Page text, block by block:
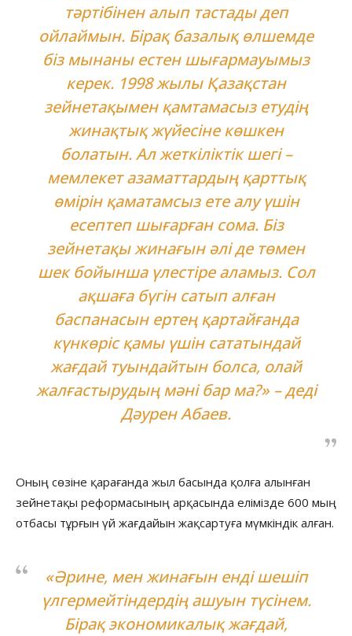
тәртібінен алып тастады деп
ойлаймын. Бірақ базалық өлшемде
біз мынаны естен шығармауымыз
керек. 1998 жылы Қазақстан
зейнетақымен қамтамасыз етудің
жинақтық жүйесіне көшкен
болатын. Ал жеткіліктік шегі –
мемлекет азаматтардың қарттық
өмірін қаматамсыз ете алу үшін
есептеп шығарған сома. Біз
зейнетақы жинағын әлі де төмен
шек бойынша үлестіре аламыз. Сол
ақшаға бүгін сатып алған
баспанасын ертең қартайғанда
күнкөріс қамы үшін сататындай
жағдай туындайтын болса, олай
жалғастырудың мәні бар ма?» – деді
Дәурен Абаев.
Оның сөзіне қарағанда жыл басында қолға алынған
зейнетақы реформасының арқасында елімізде 600 мың
отбасы тұрғын үй жағдайын жақсартуға мүмкіндік алған.
«Әрине, мен жинағын енді шешіп
үлгермейтіндердің ашуын түсінем.
Бірақ экономикалық жағдай,